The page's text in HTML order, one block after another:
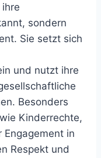
sondern
Sie setzt sich
und nutzt ihre
Besonders
Kinderrechte,
in
Respekt und